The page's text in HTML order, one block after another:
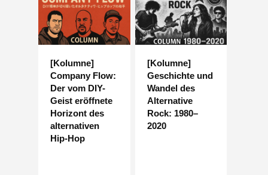
[Kolumne]
Company Flow:
Der vom DIY-
Geist eröffnete
Horizont des
alternativen
Hip-Hop
[Kolumne]
Geschichte und
Wandel des
Alternative
Rock: 1980–
2020